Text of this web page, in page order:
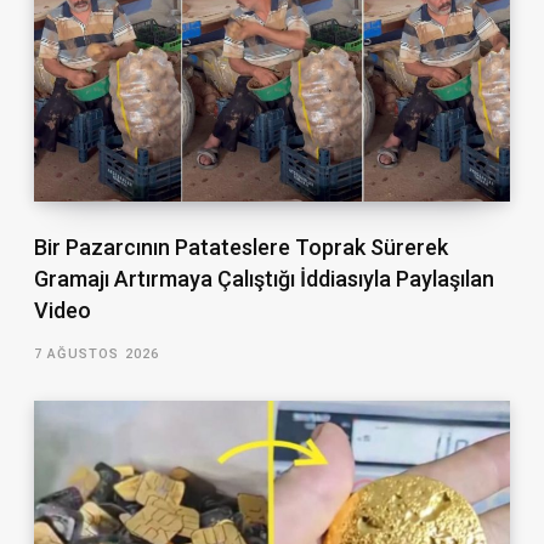
Bir Pazarcının Patateslere Toprak Sürerek
Gramajı Artırmaya Çalıştığı İddiasıyla Paylaşılan
Video
7 AĞUSTOS 2026